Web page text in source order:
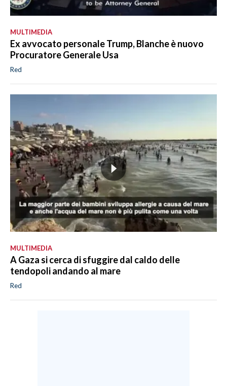
MULTIMEDIA
Ex avvocato personale Trump, Blanche è nuovo
Procuratore Generale Usa
Red
MULTIMEDIA
A Gaza si cerca di sfuggire dal caldo delle
tendopoli andando al mare
Red